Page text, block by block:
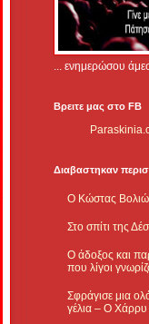
... ενημερώσου
Βρειτε μας στο FB
Διαβαστηκαν
Ο Κώστας
Στο σπίτι της
Ο άδοξος και
που λίγοι
Σφράγισε μια
γέλια – Ο